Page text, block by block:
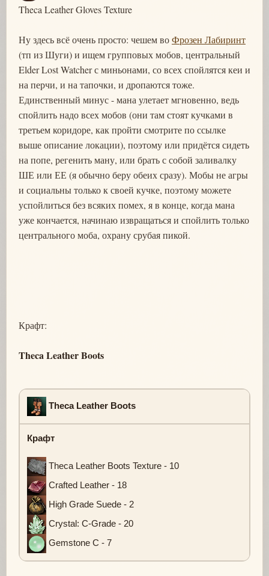
Theca Leather Gloves Texture
Ну здесь всё очень просто: чешем воФрозен Лабиринт
(тп из Шуги) и ищем групповых мобов, центральный
Elder Lost Watcher с миньонами, со всех спойлятся кеи и
на перчи, и на тапочки, и дропаются тоже.
Единственный минус - мана улетает мгновенно, ведь
спойлить надо всех мобов (они там стоят кучками в
третьем коридоре, как пройти смотрите по ссылке
выше описание локации), поэтому или придётся сидеть
на попе, регенить ману, или брать с собой заливалку
ШЕ или ЕЕ (я обычно беру обеих сразу). Мобы не агры
и социальны только к своей кучке, поэтому можете
успойлиться без всяких помех, я в конце, когда мана
уже кончается, начинаю извращаться и спойлить только
центрального моба, охрану срубая пикой.
Крафт:
Theca Leather Boots
Theca Leather Boots
Крафт
Theca Leather Boots Texture - 10
Crafted Leather - 18
High Grade Suede - 2
Crystal: C-Grade - 20
Gemstone C - 7